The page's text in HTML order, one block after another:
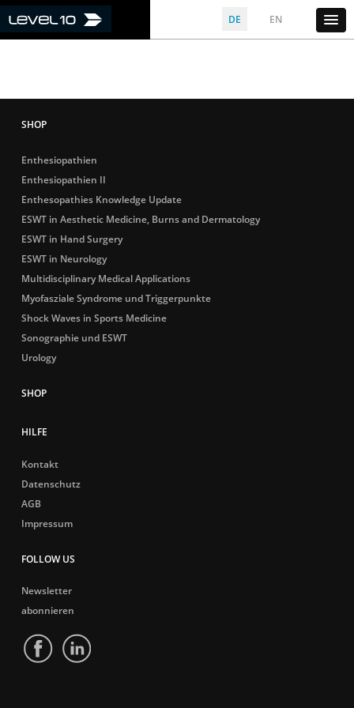
DE EN
Enthesiopathien
Enthesiopathien II
Enthesopathies Knowledge Update
ESWT in Aesthetic Medicine, Burns and Dermatology
ESWT in Hand Surgery
ESWT in Neurology
Multidisciplinary Medical Applications
Myofasziale Syndrome und Triggerpunkte
Shock Waves in Sports Medicine
Sonographie und ESWT
Urology
HILFE
Kontakt
Datenschutz
AGB
Impressum
FOLLOW US
Newsletter
abonnieren